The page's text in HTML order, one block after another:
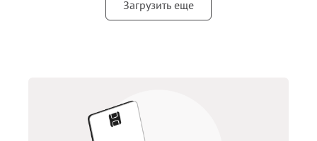
Загрузить еще